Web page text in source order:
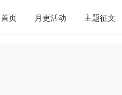
首页 月更活动 主题征文